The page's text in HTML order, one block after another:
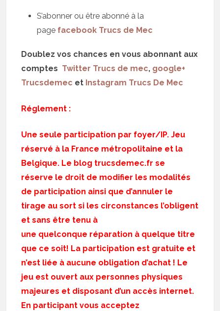
S’abonner ou être abonné à la
page facebook Trucs de Mec
Doublez vos chances en vous abonnant aux
comptes Twitter Trucs de mec, google+
Trucsdemec et Instagram Trucs De Mec
Réglement :
Une seule participation par foyer/IP. Jeu
réservé à la France métropolitaine et la
Belgique. Le blog trucsdemec.fr se
réserve le droit de modifier les modalités
de participation ainsi que d’annuler le
tirage au sort si les circonstances l’obligent
et sans être tenu à
une quelconque réparation à quelque titre
que ce soit! La participation est gratuite et
n’est liée à aucune obligation d’achat ! Le
jeu est ouvert aux personnes physiques
majeures et disposant d’un accès internet.
En participant vous acceptez